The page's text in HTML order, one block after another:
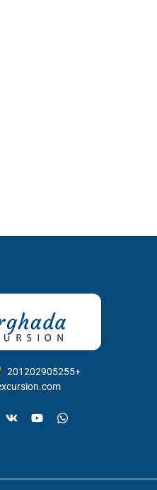
201202905255+